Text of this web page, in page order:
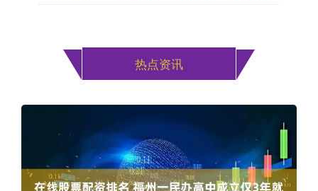
热点资讯